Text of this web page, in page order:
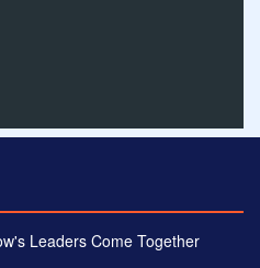
Leaders Come Together